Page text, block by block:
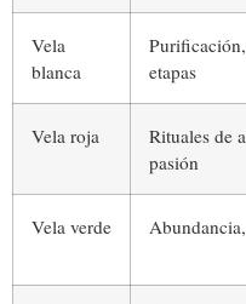
Vela
blanca
etapas
Vela roja
Rituales de
pasión
Vela verde